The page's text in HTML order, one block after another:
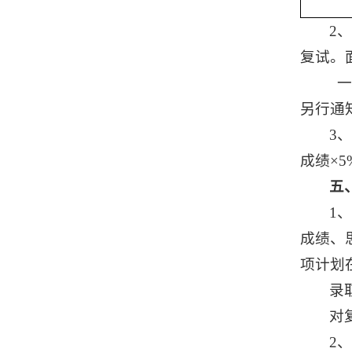
2
复试。
另行通
3
成绩
五
1
成绩、
项计划
录
对
2